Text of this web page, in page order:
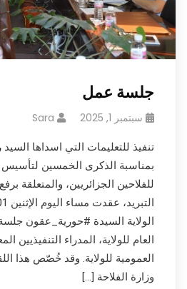
جلسة عمل
سبتمبر 1, 2025 Sara
تنفيذ للتعليمات التي اسداها
بمناسبة الذكرى الخمسين لتأسيس
للفلاحين الجزائريين، والمتعلقة
الولاية السيدة #حورية_عقون
العام للولاية، المدراء التنفيذيين
العمومية للولاية. وقد خُصّص هذا
وزارة الفلاحة […]